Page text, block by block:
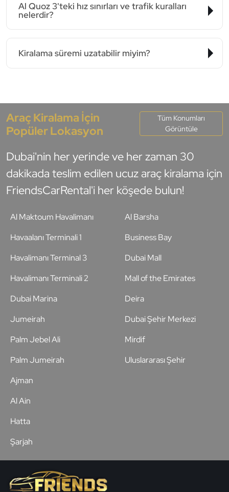
Al Quoz 3'teki hız sınırları ve trafik kuralları
nelerdir?
Kiralama süremi uzatabilir miyim?
Araç Kiralama İçin
Popüler Lokasyon
Tüm Konumları
Görüntüle
Dubai'nin her yerinde ve her zaman 30
dakikada teslim edilen ucuz araç kiralama için
FriendsCarRental'i her köşede bulun!
Al Maktoum Havalimanı
Havaalanı Terminali 1
Havalimanı Terminal 3
Havalimanı Terminali 2
Al Barsha
Business Bay
Dubai Mall
Mall of the Emirates
Dubai Marina
Jumeirah
Palm Jebel Ali
Palm Jumeirah
Deira
Dubai Şehir Merkezi
Mirdif
Uluslararası Şehir
Ajman
Al Ain
Hatta
Şarjah